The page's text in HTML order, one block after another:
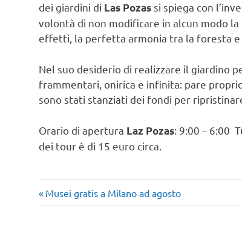
dei giardini di Las Pozas si spiega con
volontà di non modificare in alcun modo
effetti, la perfetta armonia tra la foresta e
Nel suo desiderio di realizzare il giardino
frammentari, onirica e infinita: pare
sono stati stanziati dei fondi per
Orario di apertura Laz Pozas: 9:00 – 6:00
dei tour è di 15 euro circa.
Navigazione
Articolo
precedente:
Musei gratis a Milano ad agosto